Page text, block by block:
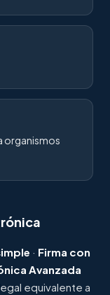
organismos
· Firma con
Avanzada
equivalente a